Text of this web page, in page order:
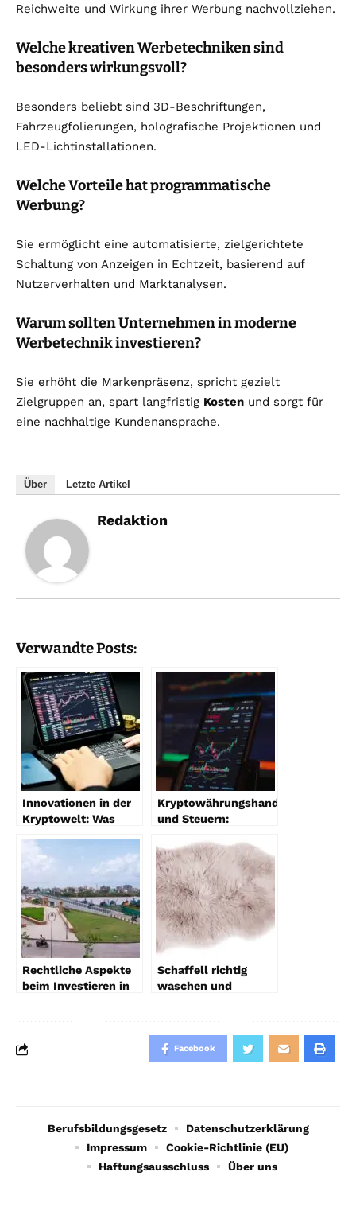
Reichweite und Wirkung ihrer Werbung nachvollziehen.
Welche kreativen Werbetechniken sind
besonders wirkungsvoll?
Besonders beliebt sind 3D-Beschriftungen,
Fahrzeugfolierungen, holografische Projektionen und
LED-Lichtinstallationen.
Welche Vorteile hat programmatische
Werbung?
Sie ermöglicht eine automatisierte, zielgerichtete
Schaltung von Anzeigen in Echtzeit, basierend auf
Nutzerverhalten und Marktanalysen.
Warum sollten Unternehmen in moderne
Werbetechnik investieren?
Sie erhöht die Markenpräsenz, spricht gezielt
Zielgruppen an, spart langfristig Kosten und sorgt für
eine nachhaltige Kundenansprache.
Über Letzte Artikel
Redaktion
Verwandte Posts:
Innovationen in der
Kryptowelt: Was
Kryptowährungshandel
und Steuern:
Vorschriften im
Überblick
Rechtliche Aspekte
beim Investieren in
Schaffell richtig
waschen und
vollständige
Leitfaden
Facebook
Berufsbildungsgesetz
Datenschutzerklärung
Impressum
Cookie-Richtlinie (EU)
Haftungsausschluss
Über uns